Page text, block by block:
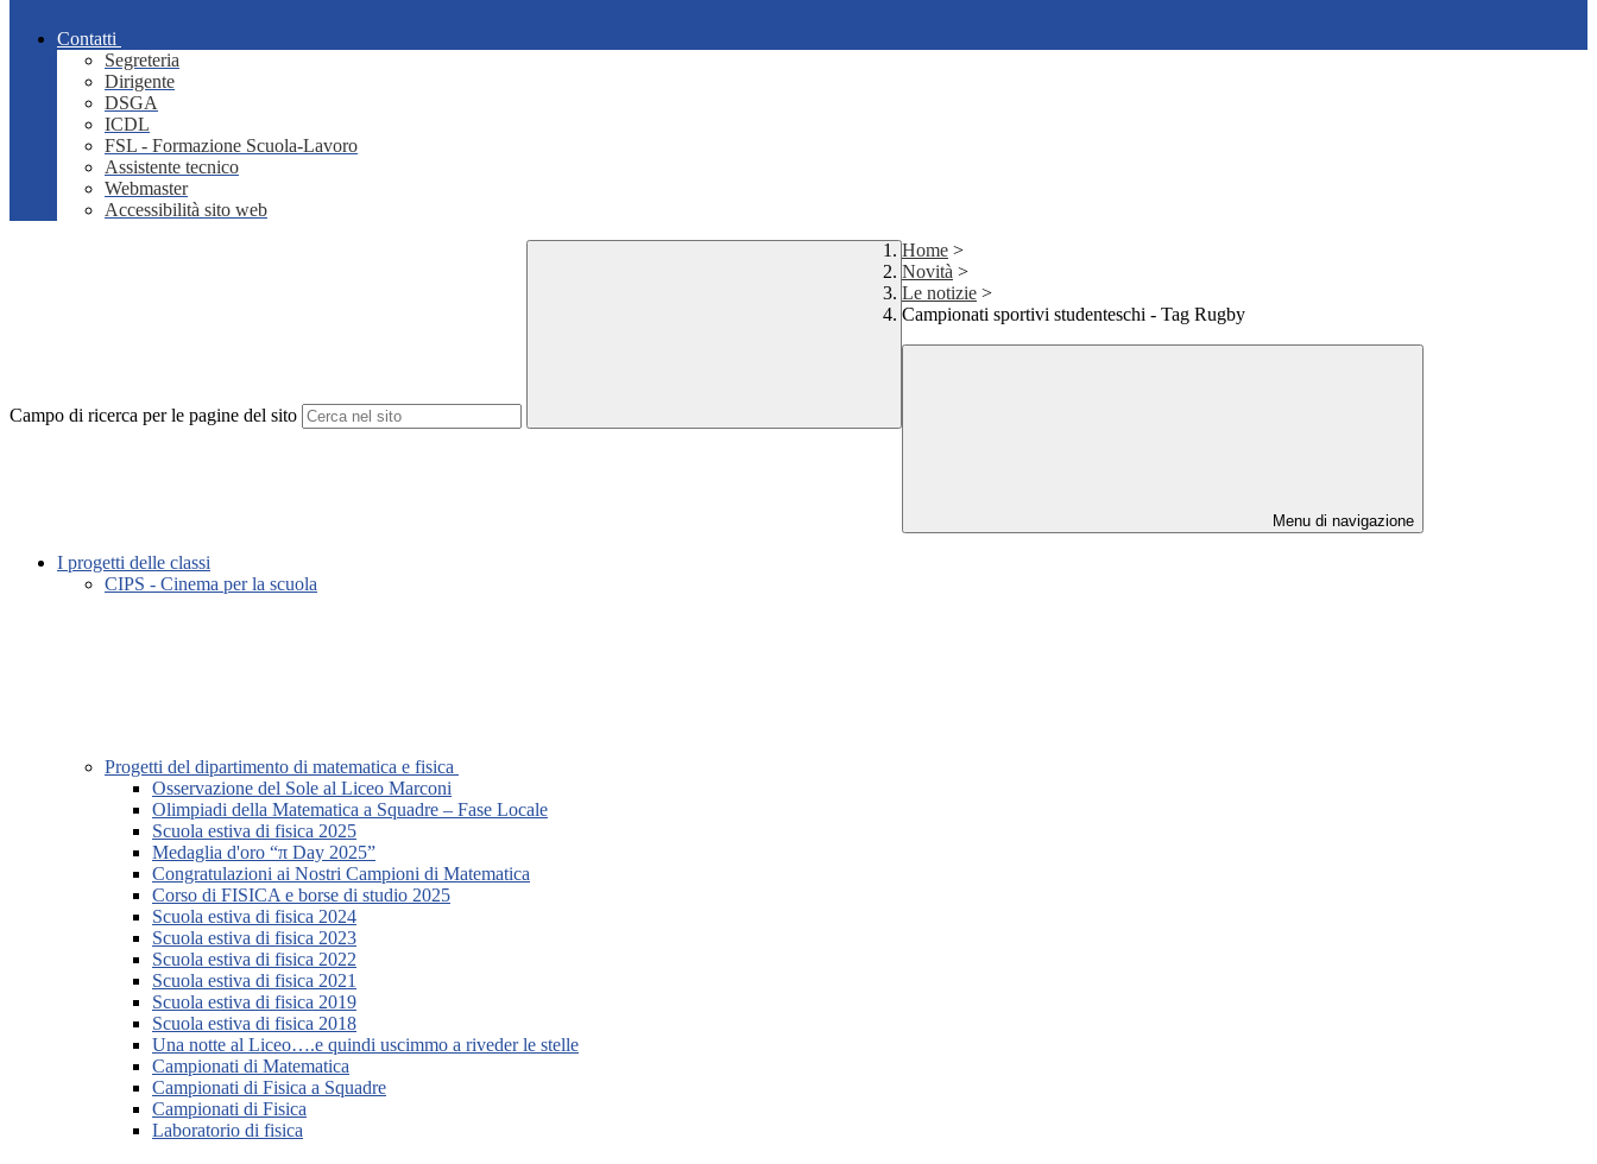
Contatti
Segreteria
Dirigente
DSGA
ICDL
FSL - Formazione Scuola-Lavoro
Assistente tecnico
Webmaster
Accessibilità sito web
Campo di ricerca per le pagine del sito
Home >
Novità >
Le notizie >
Campionati sportivi studenteschi - Tag Rugby
Menu di navigazione
I progetti delle classi
CIPS - Cinema per la scuola
Progetti del dipartimento di matematica e fisica
Osservazione del Sole al Liceo Marconi
Olimpiadi della Matematica a Squadre – Fase Locale
Scuola estiva di fisica 2025
Medaglia d'oro “π Day 2025”
Congratulazioni ai Nostri Campioni di Matematica
Corso di FISICA e borse di studio 2025
Scuola estiva di fisica 2024
Scuola estiva di fisica 2023
Scuola estiva di fisica 2022
Scuola estiva di fisica 2021
Scuola estiva di fisica 2019
Scuola estiva di fisica 2018
Una notte al Liceo….e quindi uscimmo a riveder le stelle
Campionati di Matematica
Campionati di Fisica a Squadre
Campionati di Fisica
Laboratorio di fisica